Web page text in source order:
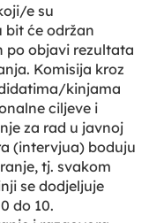
e su
će održan
objavi rezultata
Komisija kroz
kinjama
ciljeve i
za rad u javnoj
(intervjua) boduju
tj. svakom
se dodjeljuje
do 10.